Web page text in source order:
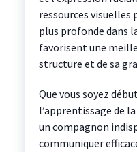
ressources
plus profonde dans
favorisent une
structure et de sa
Que vous soyez
l’apprentissage de la
un compagnon
communiquer